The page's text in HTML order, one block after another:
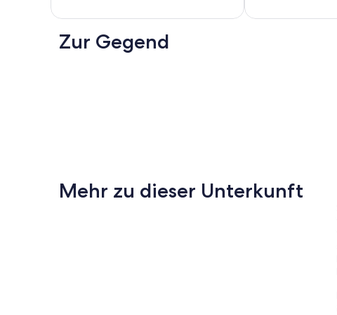
Zur Gegend
Mehr zu dieser Unterkunft